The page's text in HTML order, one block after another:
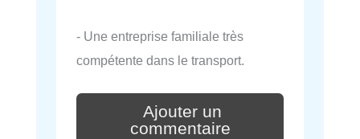
- Une entreprise familiale très
compétente dans le transport.
Ajouter un
commentaire